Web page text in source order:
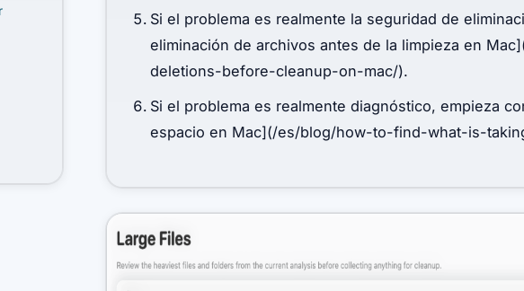
Si el problema es realmente la seguridad de
eliminación de archivos antes de la limpieza en
deletions-before-cleanup-on-mac/).
Si el problema es realmente diagnóstico, empieza
espacio en Mac](/es/blog/how-to-find-what-is-